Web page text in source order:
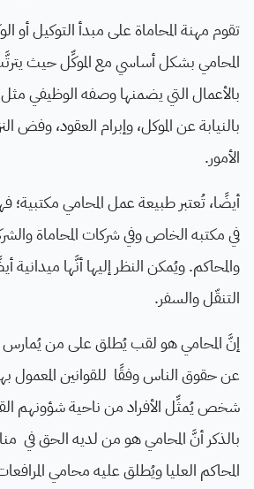
تقوم مهنة المحاماة على مبدأ التوكيل أو
المحامي بشكل أساسي مع الموكِّل حيث
بالأعمال التي يضمنها وصفه الوظيفي مثل
بالنيابة عن الموكل، وإبرام العقود، وفض
الأمور.
أيضًا، تُعتبر طبيعة عمل المحامي
في مكتبه الخاص وفي شركات المحاماة
والمحاكم. ويُمكن النظر إليها أنَّها ميدانية
التنقّل والسفر.
إنَّ المحامي هو لقب يُطلق على من يُمارس
عن حقوق الناس وفقًا للقوانين المعمول
شخص يُمثِّل الأفراد من ناحية شؤونهم
بالذكر أنَّ المحامي هو من لديه الحق في
المحاكم العليا ويُطلق عليه محامي